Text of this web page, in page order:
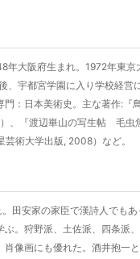
年大阪府生まれ。1972年東
、宇都宮学園に入り学校経
：日本美術史。主な著作:
、『渡辺崋山の写生帖 毛虫
術大学出版, 2008）など。
田安家の家臣で漢詩人でも
。狩野派、土佐派、四条派
像画にも優れた。酒井抱一